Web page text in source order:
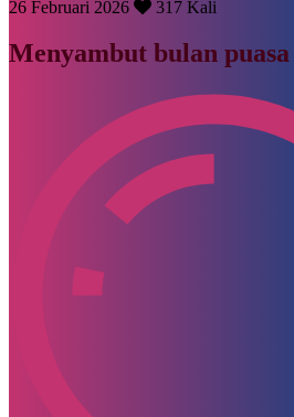
26 Februari 2026 317 Kali
Menyambut bulan puasa